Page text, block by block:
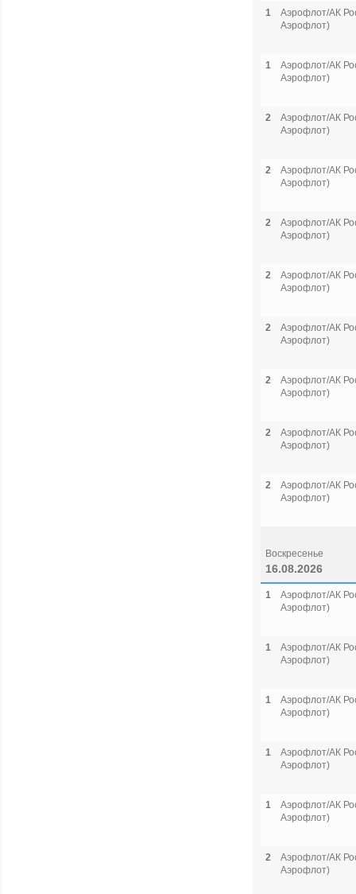
1
Аэрофлот/АК
Аэрофлот)
1
Аэрофлот/АК
Аэрофлот)
2
Аэрофлот/АК
Аэрофлот)
2
Аэрофлот/АК
Аэрофлот)
2
Аэрофлот/АК
Аэрофлот)
2
Аэрофлот/АК
Аэрофлот)
2
Аэрофлот/АК
Аэрофлот)
2
Аэрофлот/АК
Аэрофлот)
2
Аэрофлот/АК
Аэрофлот)
2
Аэрофлот/АК
Аэрофлот)
Воскресенье
16.08.2026
1
Аэрофлот/АК
Аэрофлот)
1
Аэрофлот/АК
Аэрофлот)
1
Аэрофлот/АК
Аэрофлот)
1
Аэрофлот/АК
Аэрофлот)
1
Аэрофлот/АК
Аэрофлот)
2
Аэрофлот/АК
Аэрофлот)